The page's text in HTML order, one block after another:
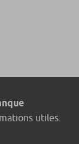
utiles.